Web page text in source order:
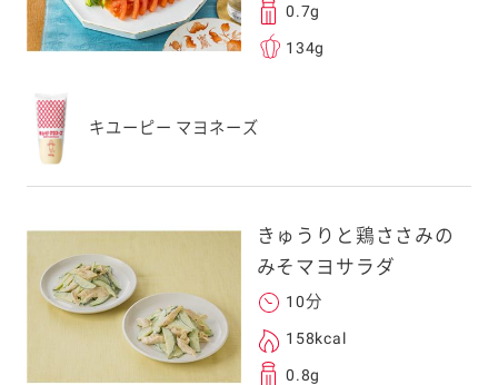
0.7g
134g
キユーピー マヨネーズ
きゅうりと鶏ささみの
みそマヨサラダ
10分
158kcal
0.8g